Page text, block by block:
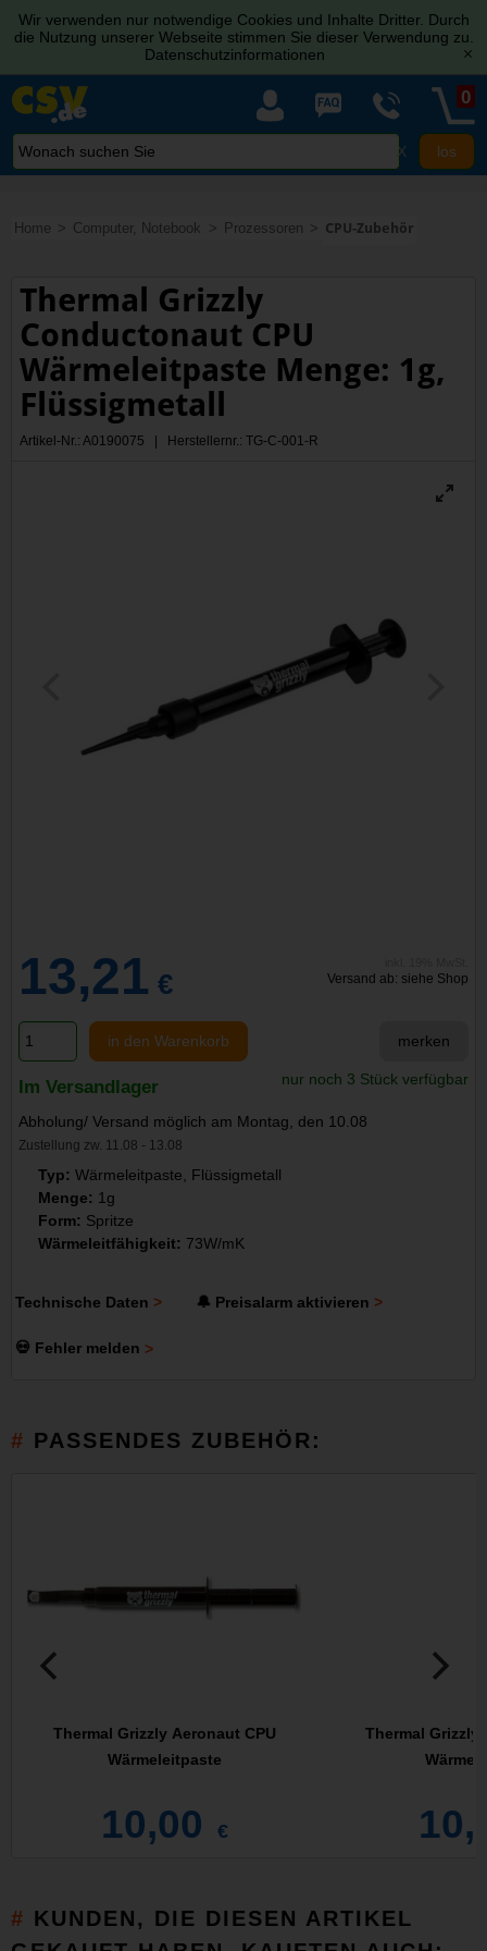
Wir verwenden nur notwendige Cookies und Inhalte Dritter. Durch
die Nutzung unserer Webseite stimmen Sie dieser Verwendung zu.
Datenschutzinformationen
[x]
X
0
Home Computer, Notebook Prozessoren CPU-Zubehör
Thermal Grizzly
Conductonaut CPU
Wärmeleitpaste Menge: 1g,
Flüssigmetall
Artikel-Nr.: A0190075 | Herstellernr.: TG-C-001-R
13,21 € Versand ab: siehe Shop
in den Warenkorb merken
Im Versandlager nur noch 3 Stück verfügbar
Abholung/ Versand möglich am Montag, den 10.08
Zustellung zw. 11.08 - 13.08
Typ: Wärmeleitpaste, Flüssigmetall
Menge: 1g
Form: Spritze
Wärmeleitfähigkeit: 73W/mK
Technische Daten 🔔 Preisalarm aktivieren
💀 Fehler melden
PASSENDES ZUBEHÖR:
Thermal Grizzly Aeronaut CPU
Wärmeleitpaste
10,00 €
Thermal Grizzly
KUNDEN, DIE DIESEN ARTIKEL